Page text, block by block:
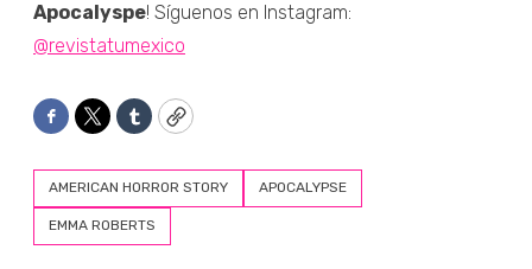
Apocalyspe! Síguenos en Instagram:
@revistatumexico
Facebook
TwitterTumblrCopy
AMERICAN HORROR STORY APOCALYPSE
EMMA ROBERTS